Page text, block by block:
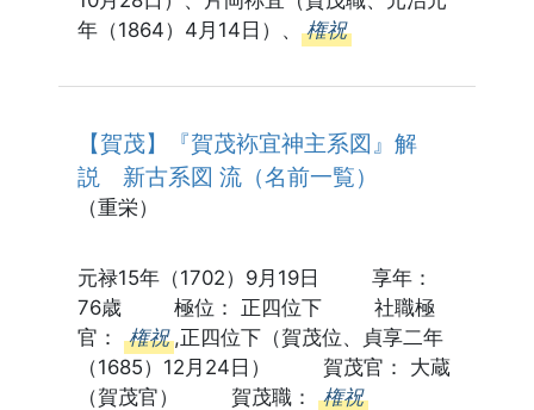
年（1864）4月14日）、 権祝
【賀茂】『賀茂袮宜神主系図』解
説 新古系図 流（名前一覧）
（重栄）
元禄15年（1702）9月19日 享年：
76歳 極位： 正四位下 社職極
官： 権祝 ,正四位下（賀茂位、貞享二年
（1685）12月24日） 賀茂官： 大蔵
（賀茂官） 賀茂職： 権祝